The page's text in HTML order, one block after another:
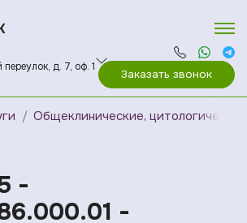
д. 7, оф. 1
Заказать звонок
Общеклинические,
-
-